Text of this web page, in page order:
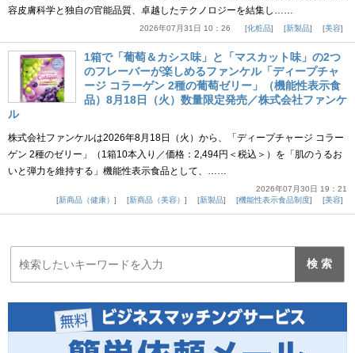
容皮膚科学と独自の官能品質、卓越したテクノロジーを結集し……
2026年07月31日 10：26 化粧品 新製品 美容
1箱で「葡萄＆カシス味」と「マスカット味」の2つ
のフレーバーが楽しめるファンケル「ディープチャ
ージ コラーゲン 2種の葡萄ゼリー」（機能性表示食
品）8月18日（火）数量限定発売／株式会社ファンケ
ル
株式会社ファンケルは2026年8月18日（火）から、「ディープチャージ コラー
ゲン 2種のゼリー」（1箱10本入り／価格：2,494円＜税込＞）を「肌のうるお
いと弾力を維持する」機能性表示食品として、……
2026年07月30日 19：21
新商品（健康）
新商品（美容） 新製品 機能性表示食品制度 美容